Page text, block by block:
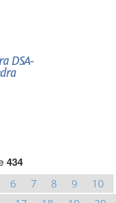
DSA-
434
6 7 8 9
10